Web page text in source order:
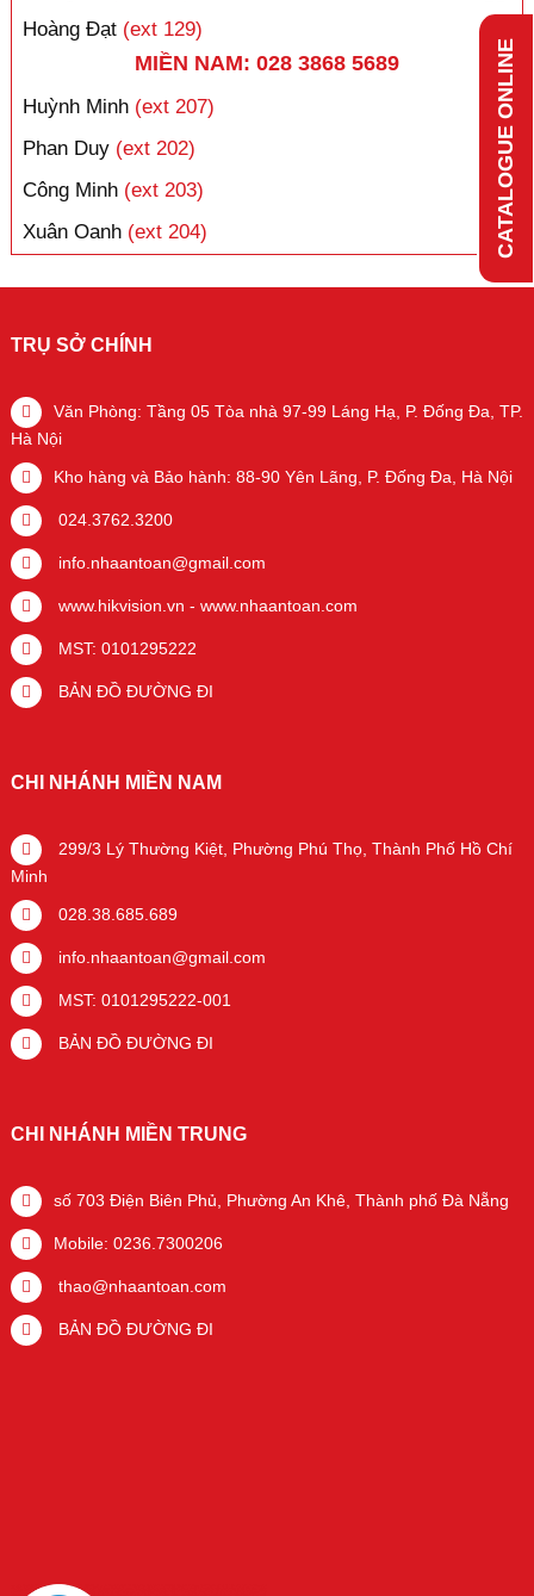
CATALOGUE ONLINE
Hoàng Đạt (ext 129)
MIỀN NAM: 028 3868 5689
Huỳnh Minh (ext 207)
Phan Duy (ext 202)
Công Minh (ext 203)
Xuân Oanh (ext 204)
TRỤ SỞ CHÍNH
Văn Phòng: Tầng 05 Tòa nhà 97-99 Láng Hạ, P. Đống Đa, TP.
Hà Nội
Kho hàng và Bảo hành: 88-90 Yên Lãng, P. Đống Đa, Hà Nội
024.3762.3200
info.nhaantoan@gmail.com
www.hikvision.vn - www.nhaantoan.com
MST: 0101295222
BẢN ĐỒ ĐƯỜNG ĐI
CHI NHÁNH MIỀN NAM
299/3 Lý Thường Kiệt, Phường Phú Thọ, Thành Phố Hồ Chí
Minh
028.38.685.689
info.nhaantoan@gmail.com
MST: 0101295222-001
BẢN ĐỒ ĐƯỜNG ĐI
CHI NHÁNH MIỀN TRUNG
số 703 Điện Biên Phủ, Phường An Khê, Thành phố Đà Nẵng
Mobile: 0236.7300206
thao@nhaantoan.com
BẢN ĐỒ ĐƯỜNG ĐI